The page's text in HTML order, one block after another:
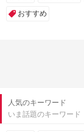
おすすめ
人気のキーワード
いま話題のキーワード